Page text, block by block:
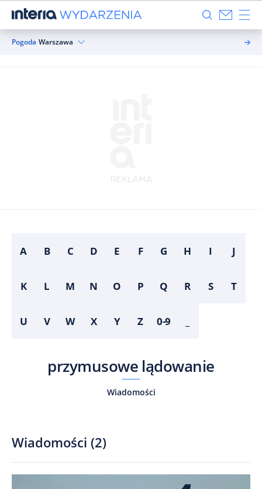
Pogoda Warszawa
A B C D E F G H I J
K L M N O P Q R S T
U V W X Y Z 0-9
przymusowe lądowanie
Wiadomości
Wiadomości (2)